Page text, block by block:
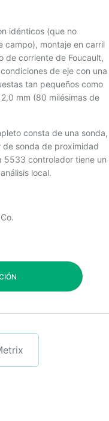
idénticos (que no
campo), montaje en carril
de corriente de Foucault,
de eje con una
tan pequeños como
mm (80 milésimas de
consta de una sonda,
sonda de proximidad
5533 controlador tiene un
local.